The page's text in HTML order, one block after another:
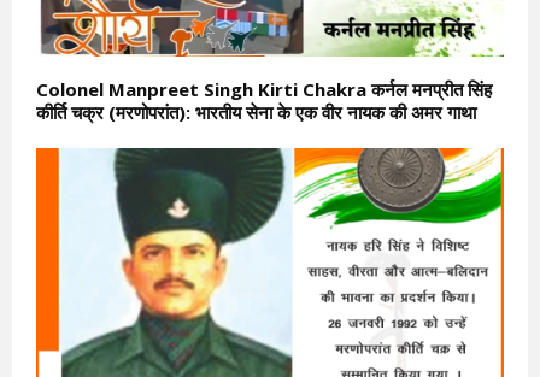
Colonel Manpreet Singh Kirti Chakra कर्नल मनप्रीत सिंह
कीर्ति चक्र (मरणोपरांत): भारतीय सेना के एक वीर नायक की अमर गाथा